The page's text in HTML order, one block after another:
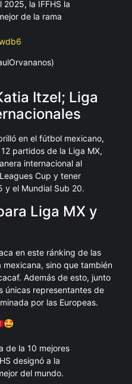
2025, la IFFHS la
de la rama
Itzel; Liga
en el fútbol mexicano,
partidos de la Liga MX,
internacional al
Cup y tener
y el Mundial Sub 20.
Liga MX y
en este ránking de las
mexicana, sino que también
Además de esto, junto
únicas representantes de
por las Europeas.
de la 10 mejores
designó a la
del mundo.